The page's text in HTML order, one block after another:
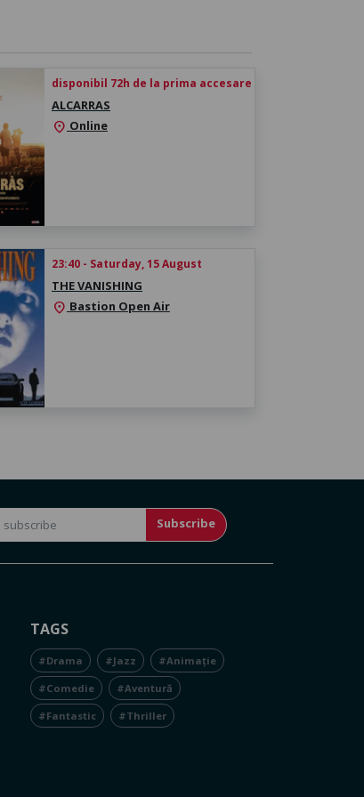
disponibil 72h de la prima accesare
ALCARRAS
location_on Online
23:40 - Saturday, 15 August
THE VANISHING
location_on Bastion Open Air
Subscribe
TAGS
#Drama #Jazz #Animație
#Comedie #Aventură
#Fantastic #Thriller